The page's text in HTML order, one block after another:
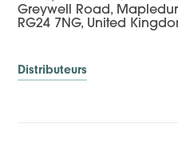
Greywell Road,
RG24 7NG, United
Distributeurs